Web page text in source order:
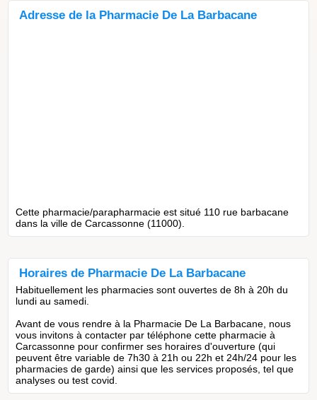
Adresse de la Pharmacie De La Barbacane
Cette pharmacie/parapharmacie est situé 110 rue barbacane
dans la ville de Carcassonne (11000).
Horaires de Pharmacie De La Barbacane
Habituellement les pharmacies sont ouvertes de 8h à 20h du
lundi au samedi.
Avant de vous rendre à la Pharmacie De La Barbacane, nous
vous invitons à contacter par téléphone cette pharmacie à
Carcassonne pour confirmer ses horaires d'ouverture (qui
peuvent être variable de 7h30 à 21h ou 22h et 24h/24 pour les
pharmacies de garde) ainsi que les services proposés, tel que
analyses ou test covid.